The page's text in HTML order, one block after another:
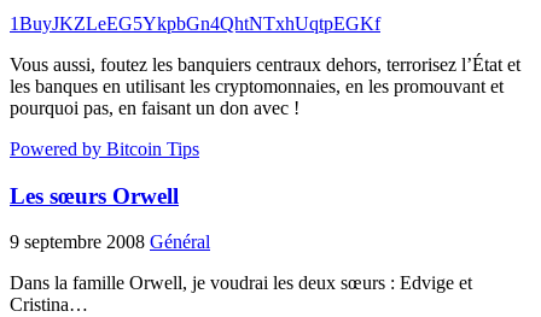
1BuyJKZLeEG5YkpbGn4QhtNTxhUqtpEGKf
Vous aussi, foutez les banquiers centraux dehors, terrorisez l’État et
les banques en utilisant les cryptomonnaies, en les promouvant et
pourquoi pas, en faisant un don avec !
Powered by Bitcoin Tips
Les sœurs Orwell
9 septembre 2008 Général
Dans la famille Orwell, je voudrai les deux sœurs : Edvige et
Cristina…